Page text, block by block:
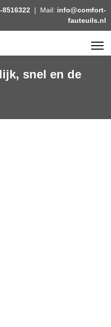
8516322 | Mail: info@comfort-
fauteuils.nl
snel en de